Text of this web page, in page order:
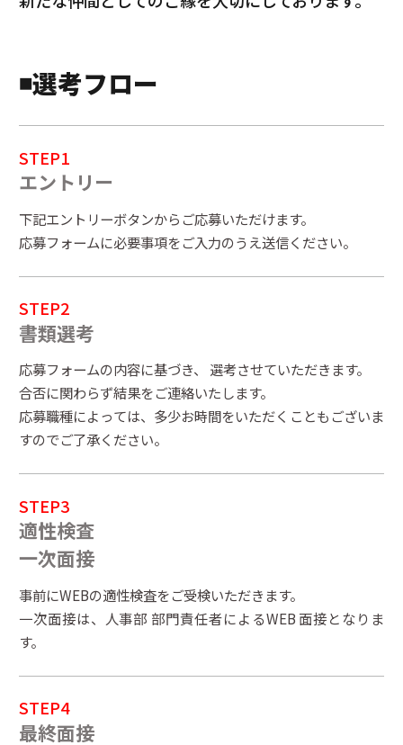
◾️選考フロー
STEP1
エントリー
下記エントリーボタンからご応募いただけます。
応募フォームに必要事項をご入力のうえ送信ください。
STEP2
書類選考
応募フォームの内容に基づき、 選考させていただきます。
合否に関わらず結果をご連絡いたします。
応募職種によっては、多少お時間をいただくこともございま
すのでご了承ください。
STEP3
適性検査
一次面接
事前にWEBの適性検査をご受検いただきます。
一次面接は、人事部 部門責任者によるWEB 面接となりま
す。
STEP4
最終面接